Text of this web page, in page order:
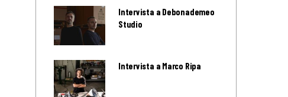
Intervista a Debonademeo
Studio
Intervista a Marco Ripa